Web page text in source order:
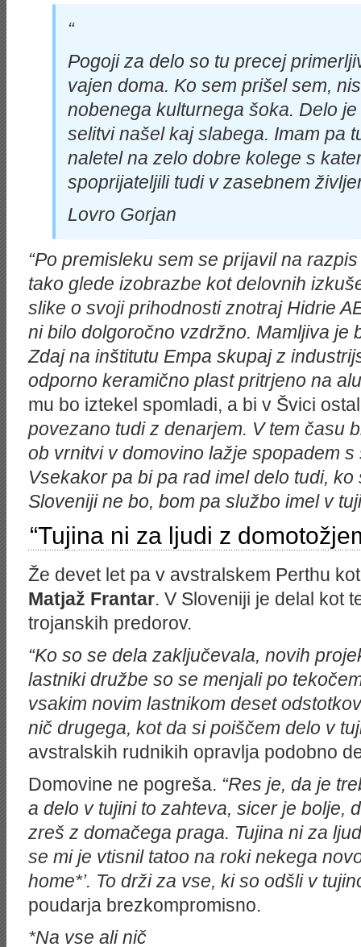
“
Pogoji za delo so tu precej
vajen doma. Ko sem prišel sem,
nobenega kulturnega šoka. Delo
selitvi našel kaj slabega. Imam pa
naletel na zelo dobre kolege s
spoprijateljili tudi v zasebnem
Lovro Gorjan
“Po premisleku sem se prijavil na
tako glede izobrazbe kot delovnih
slike o svoji prihodnosti znotraj Hidrie
ni bilo dolgoročno vzdržno. Mamljiva je
Zdaj na inštitutu Empa skupaj z
odporno keramično plast pritrjeno na
mu bo iztekel spomladi, a bi v Švici
povezano tudi z denarjem. V tem času
ob vrnitvi v domovino lažje spopadem
Vsekakor pa bi pa rad imel delo tudi,
Sloveniji ne bo, bom pa službo imel v
“Tujina ni za ljudi z
Že devet let pa v avstralskem Perthu
Matjaž Frantar. V Sloveniji je delal kot
trojanskih predorov.
“Ko so se dela zaključevala, novih
lastniki družbe so se menjali po
vsakim novim lastnikom deset
nič drugega, kot da si poiščem delo v
avstralskih rudnikih opravlja podobno
Domovine ne pogreša. “Res je, da je
a delo v tujini to zahteva, sicer je bolje,
zreš z domačega praga. Tujina ni za
se mi je vtisnil tatoo na roki nekega
home*’. To drži za vse, ki so odšli v
poudarja brezkompromisno.
*Na vse ali nič